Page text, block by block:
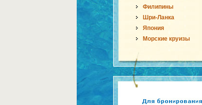
Филипины
Шри-Ланка
Япония
Морские круизы